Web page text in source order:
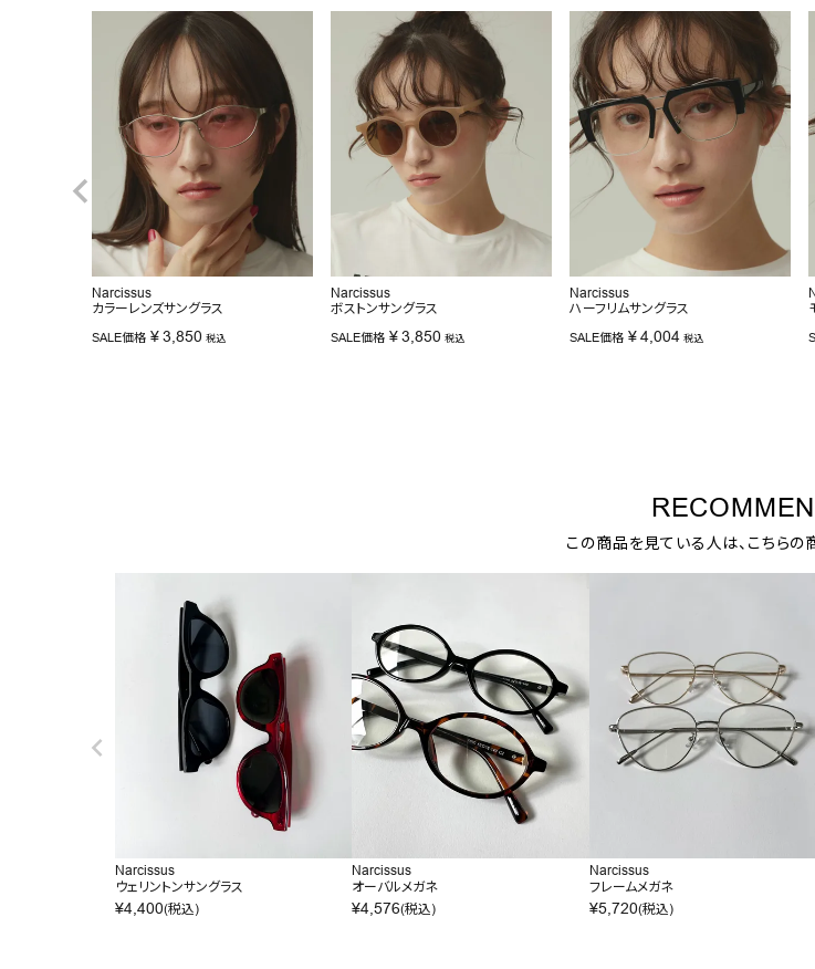
Narcissus
カラーレンズサングラス
SALE価格 ¥3,850 税込
Narcissus
ボストンサングラス
SALE価格 ¥3,850 税込
Narcissus
ハーフリムサングラス
SALE価格 ¥4,004 税込
この商品を見ている人は、こちらの
Narcissus
ウェリントンサングラス
¥4,400(税込)
Narcissus
オーバルメガネ
¥4,576(税込)
Narcissus
フレームメガネ
¥5,720(税込)